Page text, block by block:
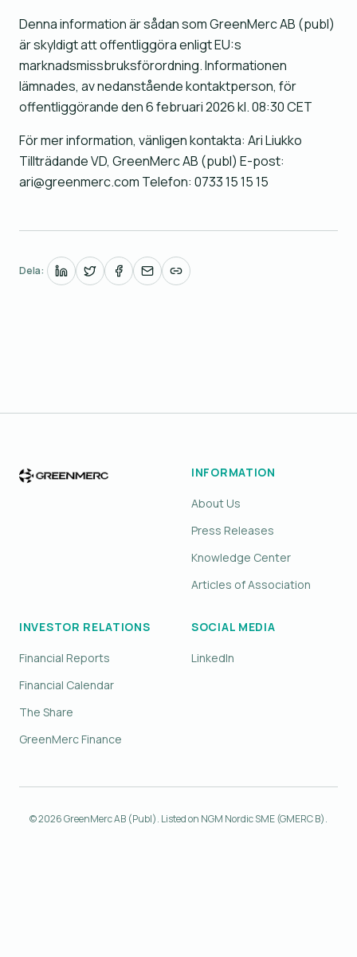
Denna information är sådan som GreenMerc AB (publ)
är skyldigt att offentliggöra enligt EU:s
marknadsmissbruksförordning. Informationen
lämnades, av nedanstående kontaktperson, för
offentliggörande den 6 februari 2026 kl. 08:30 CET
För mer information, vänligen kontakta: Ari Liukko
Tillträdande VD, GreenMerc AB (publ) E-post:
ari@greenmerc.com Telefon: 0733 15 15 15
Dela:
INFORMATION
About Us
Press Releases
Knowledge Center
Articles of Association
INVESTOR RELATIONS
Financial Reports
Financial Calendar
The Share
GreenMerc Finance
SOCIAL MEDIA
LinkedIn
© 2026 GreenMerc AB (Publ). Listed on NGM Nordic SME (GMERC B).